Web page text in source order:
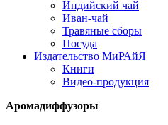
Индийский чай
Иван-чай
Травяные сборы
Посуда
Издательство МиРАйЯ
Книги
Видео-продукция
Аромадиффузоры